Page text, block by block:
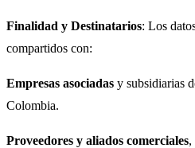
Finalidad y Destinatarios: Los
compartidos con:
Empresas asociadas y subsidiarias
Colombia.
Proveedores y aliados comerciales,